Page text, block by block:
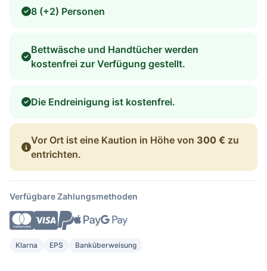
8 (+2) Personen
Bettwäsche und Handtücher werden
kostenfrei zur Verfügung gestellt.
Die Endreinigung ist kostenfrei.
Vor Ort ist eine Kaution in Höhe von 300 € zu
entrichten.
Verfügbare Zahlungsmethoden
Klarna EPS Banküberweisung